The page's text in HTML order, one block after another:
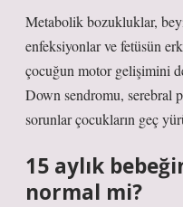
Metabolik bozukluklar,
enfeksiyonlar ve fetüsün
çocuğun motor gelişimini
Down sendromu, serebral
sorunlar çocukların geç
15 aylık
normal mi?